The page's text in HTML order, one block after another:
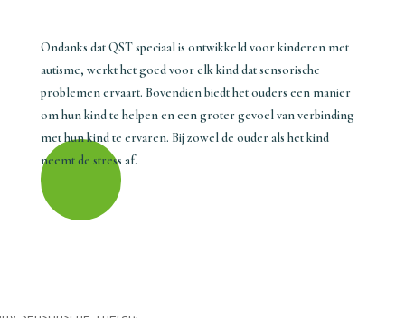
Ondanks dat QST speciaal is ontwikkeld voor kinderen met
autisme, werkt het goed voor elk kind dat sensorische
problemen ervaart. Bovendien biedt het ouders een manier
om hun kind te helpen en een groter gevoel van verbinding
met hun kind te ervaren. Bij zowel de ouder als het kind
neemt de stress af.